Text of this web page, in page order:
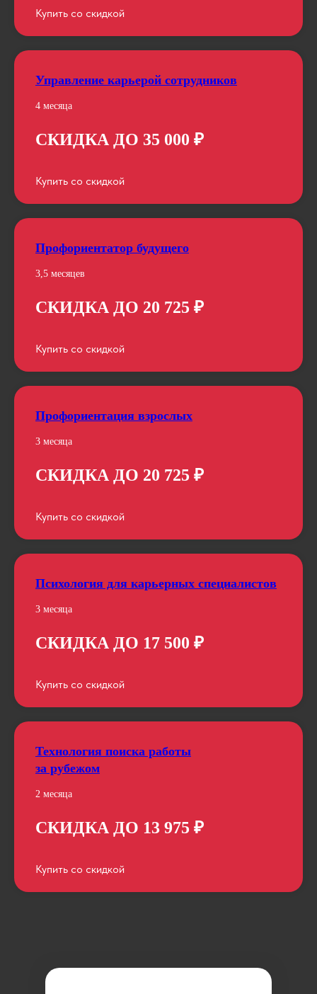
Купить со скидкой
Управление карьерой сотрудников
4 месяца
СКИДКА ДО 35 000 ₽
Купить со скидкой
Профориентатор будущего
3,5 месяцев
СКИДКА ДО 20 725 ₽
Купить со скидкой
Профориентация взрослых
3 месяца
СКИДКА ДО 20 725 ₽
Купить со скидкой
Психология для карьерных специалистов
3 месяца
СКИДКА ДО 17 500 ₽
Купить со скидкой
Технология поиска работы
за рубежом
2 месяца
СКИДКА ДО 13 975 ₽
Купить со скидкой